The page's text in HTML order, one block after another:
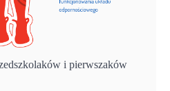
i pierwszaków